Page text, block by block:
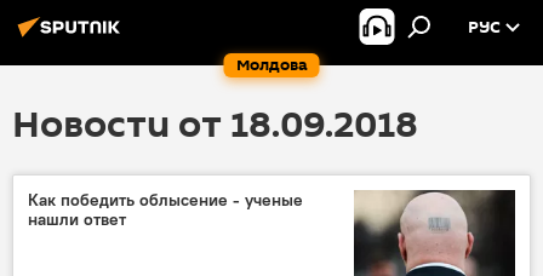
Молдова
РУС
Новости от 18.09.2018
Как победить облысение - ученые
нашли ответ